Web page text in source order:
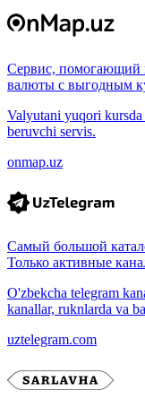
Сервис, помогающий
валюты с выгодным
Valyutani yuqori
beruvchi servis.
onmap.uz
Самый большой
Только активные
O'zbekcha telegram
kanallar, ruknlarda va
uztelegram.com